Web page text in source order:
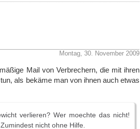
Montag, 30. November 2009
Mail von Verbrechern, die mit ihren
als bekäme man von ihnen auch etwas
verlieren? Wer moechte das nicht!
nicht ohne Hilfe.